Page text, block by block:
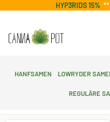
HYP3RIDS 15%
Hanfsamen Lowryder
Reguläre